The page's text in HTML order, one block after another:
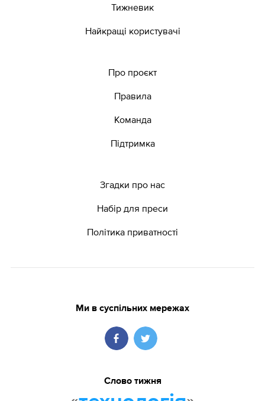
Тижневик
Найкращі користувачі
Про проєкт
Правила
Команда
Підтримка
Згадки про нас
Набір для преси
Політика приватності
Ми в суспільних мережах
Слово тижня